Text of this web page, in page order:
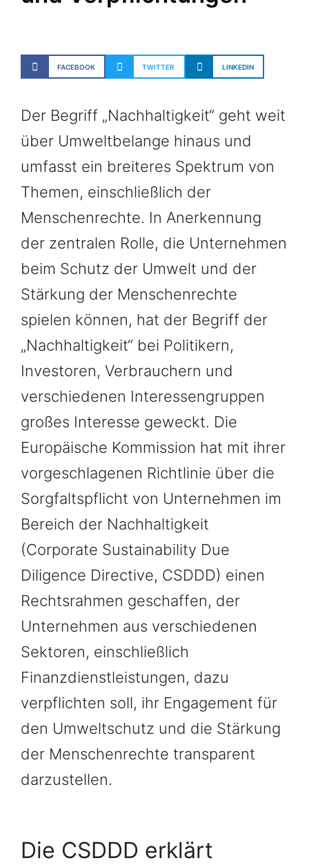
FACEBOOK TWITTER LINKEDIN
Der Begriff „Nachhaltigkeit“ geht weit
über Umweltbelange hinaus und
umfasst ein breiteres Spektrum von
Themen, einschließlich der
Menschenrechte. In Anerkennung
der zentralen Rolle, die Unternehmen
beim Schutz der Umwelt und der
Stärkung der Menschenrechte
spielen können, hat der Begriff der
„Nachhaltigkeit“ bei Politikern,
Investoren, Verbrauchern und
verschiedenen Interessengruppen
großes Interesse geweckt. Die
Europäische Kommission hat mit ihrer
vorgeschlagenen Richtlinie über die
Sorgfaltspflicht von Unternehmen im
Bereich der Nachhaltigkeit
(Corporate Sustainability Due
Diligence Directive, CSDDD) einen
Rechtsrahmen geschaffen, der
Unternehmen aus verschiedenen
Sektoren, einschließlich
Finanzdienstleistungen, dazu
verpflichten soll, ihr Engagement für
den Umweltschutz und die Stärkung
der Menschenrechte transparent
darzustellen.
Die CSDDD erklärt